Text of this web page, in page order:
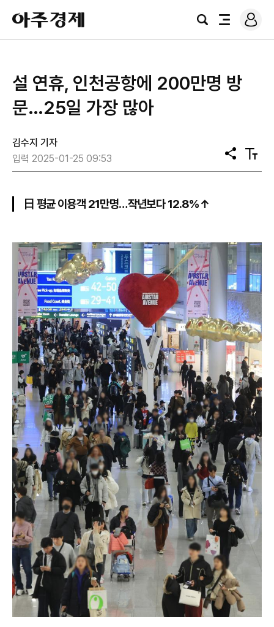
아
주
경
검
전
로
그
설 연휴, 인천공항에 200만명 방
문…25일 가장 많아
김수지 기자
입력 2025-01-25 09:53
공
유
텍
스
日 평균 이용객 21만명…작년보다 12.8%↑